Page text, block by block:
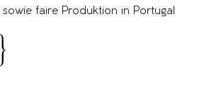
sowie faire Produktion in Portugal